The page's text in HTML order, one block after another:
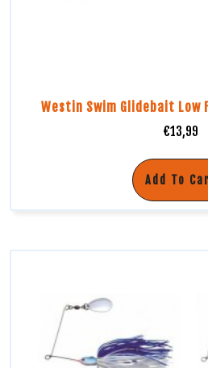
Westin Swim Glidebait Low
€13,99
Add To